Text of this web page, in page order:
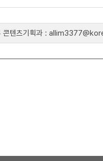
콘텐츠기획과 :